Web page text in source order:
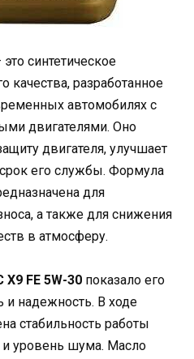
это синтетическое
качества, разработанное
автомобилях с
двигателями. Оно
двигателя, улучшает
его службы. Формула
для
а также для снижения
в атмосферу.
FE 5W-30 показало его
надежность. В ходе
стабильность работы
и уровень шума. Масло